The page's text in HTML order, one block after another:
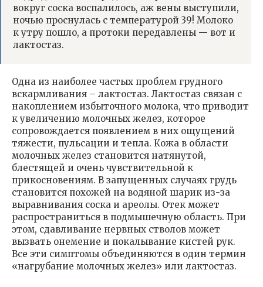
вокруг соска воспалилось, аж вены выступили,
ночью проснулась с температурой 39! Молоко
к утру пошло, а протоки передавлены — вот и
лактостаз.
Одна из наиболее частых проблем грудного
вскармливания – лактостаз. Лактостаз связан с
накоплением избыточного молока, что приводит
к увеличению молочных желез, которое
сопровождается появлением в них ощущений
тяжести, пульсации и тепла. Кожа в области
молочных желез становится натянутой,
блестящей и очень чувствительной к
прикосновениям. В запущенных случаях грудь
становится похожей на водяной шарик из-за
выравнивания соска и ареолы. Отек может
распространиться в подмышечную область. При
этом, сдавливание нервных стволов может
вызвать онемение и покалывание кистей рук.
Все эти симптомы объединяются в один термин
«нагрубание молочных желез» или лактостаз.